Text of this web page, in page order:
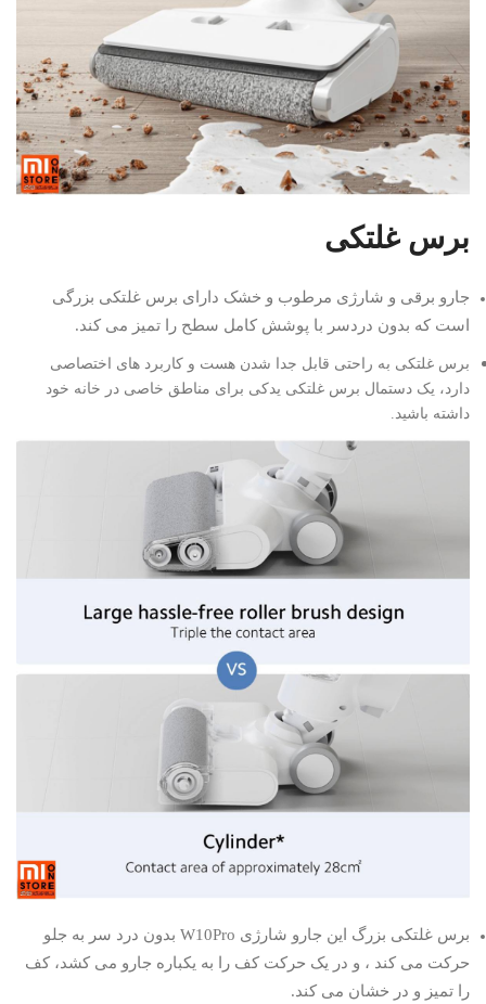
برس غلتکی
جارو برقی و شارژی مرطوب و خشک دارای برس غلتکی بزرگی
است که بدون دردسر با پوشش کامل سطح را تمیز می کند.
برس غلتکی به راحتی قابل جدا شدن هست و کاربرد های اختصاصی
دارد، یک دستمال برس غلتکی یدکی برای مناطق خاصی در خانه خود
داشته باشید.
برس غلتکی بزرگ این جارو شارژی W10Pro بدون درد سر به جلو
حرکت می کند ، و در یک حرکت کف را به یکباره جارو می کشد، کف
را تمیز و در خشان می کند.
LiDAR، موانع را با دقت بالا
تشخیص داده و بصورت هوشمند
بهترین مسیر نظافت را انتخاب
می‌کند.همچنین ایستگاه تخلیه
خودکار بدون کیسه، شستشوی
خودکار پدها با آب داغ و فناوری
شارژ سریع که تنها در ۳ دقیقه
حدود ۶ درصد باتری را شارژ می‌کند،
باعث شده‌اند جارو رباتیک اکووکس
همیشه آماده نظافت باشد و
تجربه‌ای سریع، هوشمند و کاملاً